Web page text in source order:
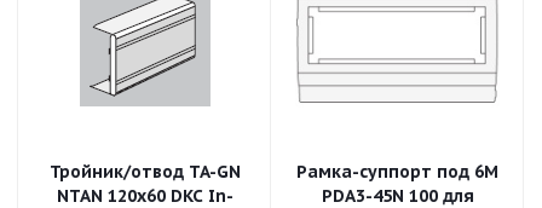
Тройник/отвод TA-GN
NTAN 120x60 DKC In-
Рамка-суппорт под 6М
PDA3-45N 100 для